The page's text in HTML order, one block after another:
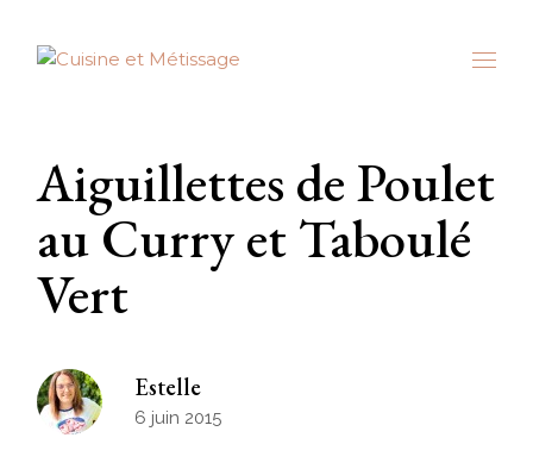
content
Aiguillettes de Poulet
au Curry et Taboulé
Vert
Estelle
6 juin 2015